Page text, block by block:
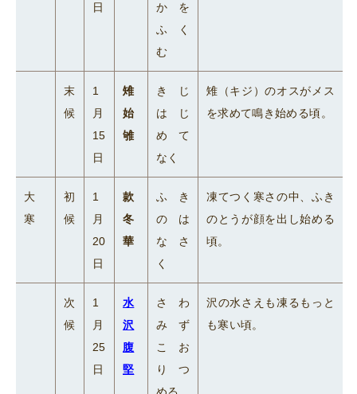
日
かを
ふく
む
末
候
1
月
15
日
雉
始
雊
きじ
はじ
めて
なく
雉（キジ）のオスがメス
を求めて鳴き始める頃。
大
寒
初
候
1
月
20
日
款
冬
華
ふき
のは
なさ
く
凍てつく寒さの中、ふき
のとうが顔を出し始める
頃。
次
候
1
月
25
日
水
沢
腹
堅
さわ
みず
こお
りつ
沢の水さえも凍るもっと
も寒い頃。